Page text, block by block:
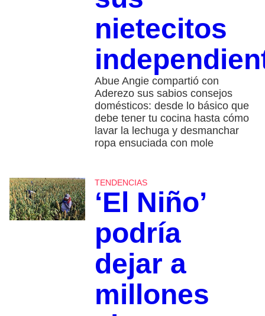
nietecitos
Abue Angie compartió con
Aderezo sus sabios consejos
domésticos: desde lo básico que
debe tener tu cocina hasta cómo
lavar la lechuga y desmanchar
ropa ensuciada con mole
TENDENCIAS
‘El Niño’
podría
dejar a
millones